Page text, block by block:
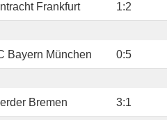
Frankfurt 1:2
Bayern München 0:5
Bremen 3:1